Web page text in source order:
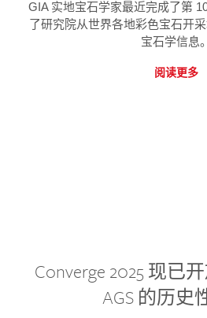
GIA 实地宝石学家最近完成了第
了研究院从世界各地彩色宝石开
宝石学信息。
阅读更多
Converge 2025 现已
AGS 的历史